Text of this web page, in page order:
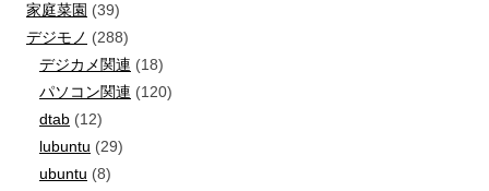
家庭菜園 (39)
デジモノ (288)
デジカメ関連 (18)
パソコン関連 (120)
dtab (12)
lubuntu (29)
ubuntu (8)